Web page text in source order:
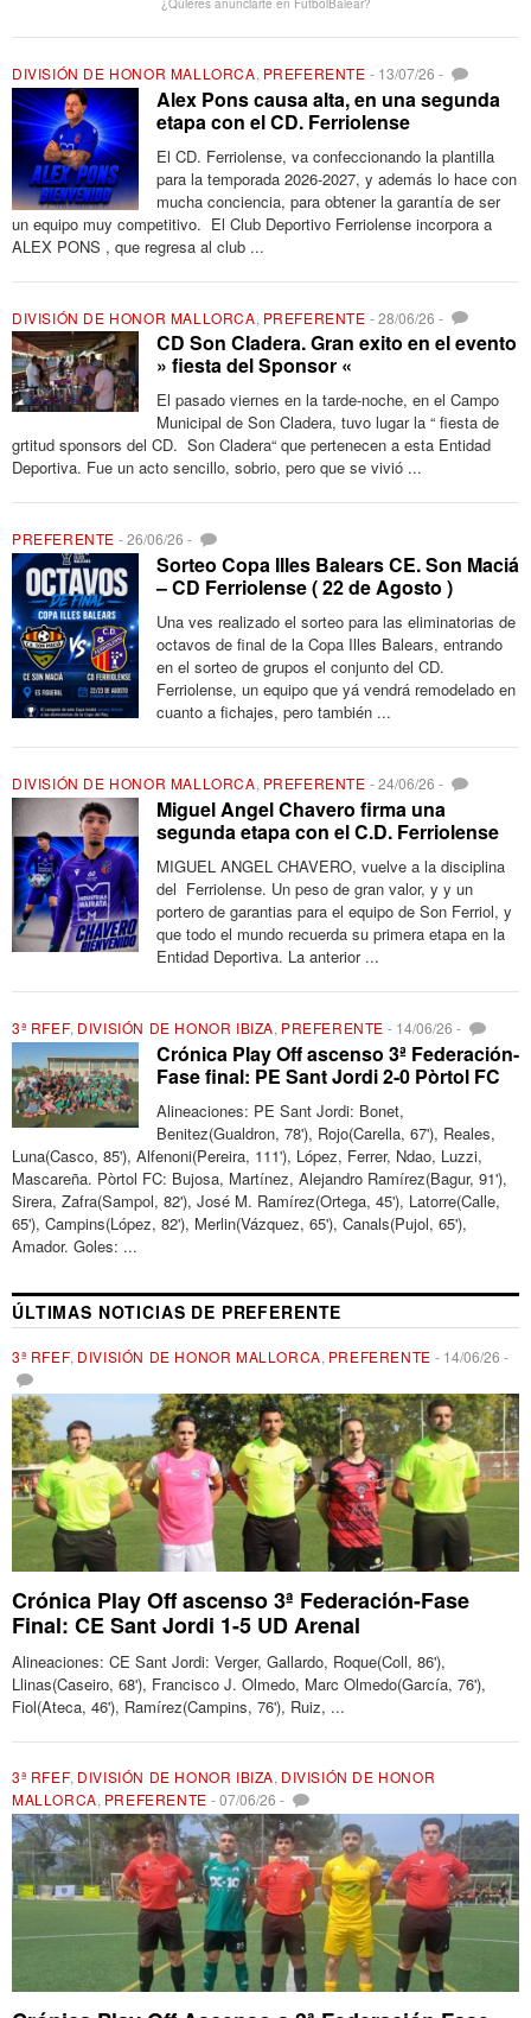
¿Quieres anunciarte en FutbolBalear?
DIVISIÓN DE HONOR MALLORCA, PREFERENTE - 13/07/26 -
Alex Pons causa alta, en una segunda
etapa con el CD. Ferriolense
El CD. Ferriolense, va confeccionando la plantilla
para la temporada 2026-2027, y además lo hace con
mucha conciencia, para obtener la garantía de ser
un equipo muy competitivo. El Club Deportivo Ferriolense incorpora a
ALEX PONS , que regresa al club ...
DIVISIÓN DE HONOR MALLORCA, PREFERENTE -28/06/26 -
CD Son Cladera. Gran exito en el evento
» fiesta del Sponsor «
El pasado viernes en la tarde-noche, en el Campo
Municipal de Son Cladera, tuvo lugar la “ fiesta de
grtitud sponsors del CD. Son Cladera“ que pertenecen a esta Entidad
Deportiva. Fue un acto sencillo, sobrio, pero que se vivió ...
PREFERENTE -26/06/26 -
Sorteo Copa Illes Balears CE. Son Maciá
– CD Ferriolense ( 22 de Agosto )
Una ves realizado el sorteo para las eliminatorias de
octavos de final de la Copa Illes Balears, entrando
en el sorteo de grupos el conjunto del CD.
Ferriolense, un equipo que yá vendrá remodelado en
cuanto a fichajes, pero también ...
DIVISIÓN DE HONOR MALLORCA, PREFERENTE -24/06/26 -
Miguel Angel Chavero firma una
segunda etapa con el C.D. Ferriolense
MIGUEL ANGEL CHAVERO, vuelve a la disciplina
del Ferriolense. Un peso de gran valor, y y un
portero de garantias para el equipo de Son Ferriol, y
que todo el mundo recuerda su primera etapa en la
Entidad Deportiva. La anterior ...
3ª RFEF, DIVISIÓN DE HONOR IBIZA, PREFERENTE - 14/06/26 -
Crónica Play Off ascenso 3ª Federación-
Fase final: PE Sant Jordi 2-0 Pòrtol FC
Alineaciones: PE Sant Jordi: Bonet,
Benitez(Gualdron, 78'), Rojo(Carella, 67'), Reales,
Luna(Casco, 85'), Alfenoni(Pereira, 111'), López, Ferrer, Ndao, Luzzi,
Mascareña. Pòrtol FC: Bujosa, Martínez, Alejandro Ramírez(Bagur, 91'),
Sirera, Zafra(Sampol, 82'), José M. Ramírez(Ortega, 45'), Latorre(Calle,
65'), Campins(López, 82'), Merlin(Vázquez, 65'), Canals(Pujol, 65'),
Amador. Goles: ...
ÚLTIMAS NOTICIAS DE PREFERENTE
3ª RFEF, DIVISIÓN DE HONOR MALLORCA, PREFERENTE - 14/06/26 -
Crónica Play Off ascenso 3ª Federación-Fase
Final: CE Sant Jordi 1-5 UD Arenal
Alineaciones: CE Sant Jordi: Verger, Gallardo, Roque(Coll, 86'),
Llinas(Caseiro, 68'), Francisco J. Olmedo, Marc Olmedo(García, 76'),
Fiol(Ateca, 46'), Ramírez(Campins, 76'), Ruiz, ...
3ª RFEF, DIVISIÓN DE HONOR IBIZA, DIVISIÓN DE HONOR
MALLORCA, PREFERENTE -07/06/26 -